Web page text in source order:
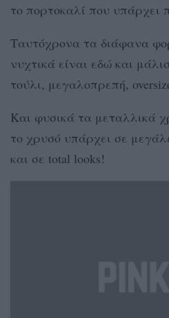
το πορτοκαλί που υπάρχει
Ταυτόχρονα τα διάφανα
νυχτικά είναι εδώ και
τούλι, μεγαλοπρεπή,
Και φυσικά τα μεταλλικά
το χρυσό υπάρχει σε
και σε total looks!